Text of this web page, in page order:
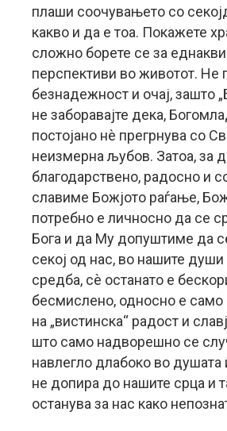
плаши соочувањето со
какво и да е тоа. Покажете
сложно борете се за
перспективи во животот. Не
безнадежност и очај, зашто
не заборавајте дека,
постојано нѐ прегрнува со
неизмерна љубов. Затоа, за
благодарствено, радосно и
славиме Божјото раѓање,
потребно е личносно да се
Бога и да Му допуштиме да
секој од нас, во нашите души
средба, сѐ останато е
бесмислено, односно е
на „вистинска“ радост и
што само надворешно се
навлегло длабоко во душата
не допира до нашите срца и
останува за нас како